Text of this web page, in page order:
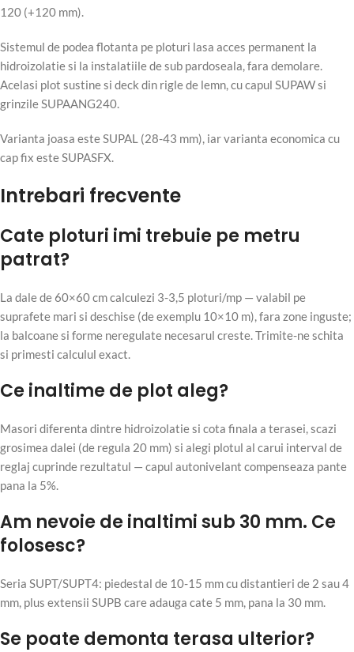
120 (+120 mm).
Sistemul de podea flotanta pe ploturi lasa acces permanent la
hidroizolatie si la instalatiile de sub pardoseala, fara demolare.
Acelasi plot sustine si deck din rigle de lemn, cu capul SUPAW si
grinzile SUPAANG240.
Varianta joasa este SUPAL (28-43 mm), iar varianta economica cu
cap fix este SUPASFX.
Intrebari frecvente
Cate ploturi imi trebuie pe metru
patrat?
La dale de 60×60 cm calculezi 3-3,5 ploturi/mp — valabil pe
suprafete mari si deschise (de exemplu 10×10 m), fara zone inguste;
la balcoane si forme neregulate necesarul creste. Trimite-ne schita
si primesti calculul exact.
Ce inaltime de plot aleg?
Masori diferenta dintre hidroizolatie si cota finala a terasei, scazi
grosimea dalei (de regula 20 mm) si alegi plotul al carui interval de
reglaj cuprinde rezultatul — capul autonivelant compenseaza pante
pana la 5%.
Am nevoie de inaltimi sub 30 mm. Ce
folosesc?
Seria SUPT/SUPT4: piedestal de 10-15 mm cu distantieri de 2 sau 4
mm, plus extensii SUPB care adauga cate 5 mm, pana la 30 mm.
Se poate demonta terasa ulterior?